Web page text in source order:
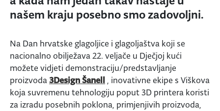
našem kraju posebno smo zadovoljni.
Na Dan hrvatske glagoljice i glagoljaštva koji se
nacionalno obilježava 22. veljače u Dječjoj kući
možete vidjeti demonstraciju/predstavljanje
proizvoda3Design Šanell , inovativne ekipe s Viškova
koja suvremenu tehnologiju poput 3D printera koristi
za izradu posebnih poklona, primjenjivih proizvoda,